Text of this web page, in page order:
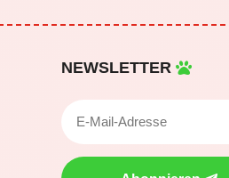
NEWSLETTER